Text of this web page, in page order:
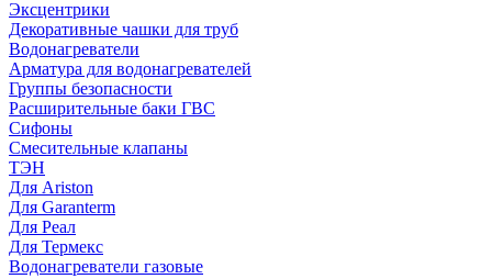
Эксцентрики
Декоративные чашки для труб
Водонагреватели
Арматура для водонагревателей
Группы безопасности
Расширительные баки ГВС
Сифоны
Смесительные клапаны
ТЭН
Для Ariston
Для Garanterm
Для Реал
Для Термекс
Водонагреватели газовые